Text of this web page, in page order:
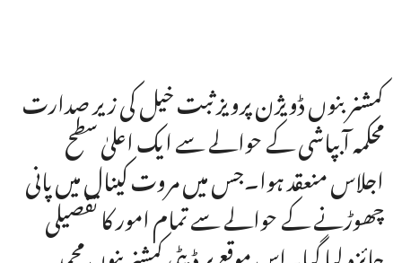
کمشنر بنوں ڈویژن پرویز ثبت خیل کی زیر صدارت
محکمہ آبپاشی کے حوالے سے ایک اعلیٰ سطح
اجلاس منعقد ہوا۔جس میں مروت کینال میں پانی
چھوڑنے کے حوالے سے تمام امور کا تفصیلی